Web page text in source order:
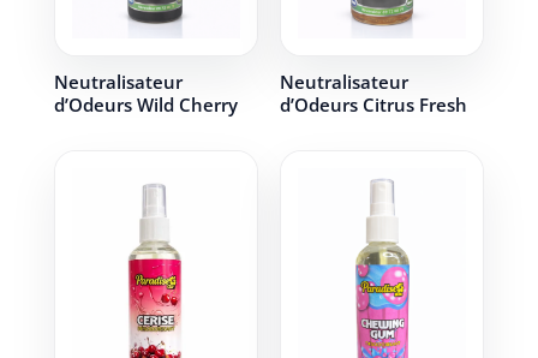
Neutralisateur
d’Odeurs Wild Cherry
Neutralisateur
d’Odeurs Citrus Fresh